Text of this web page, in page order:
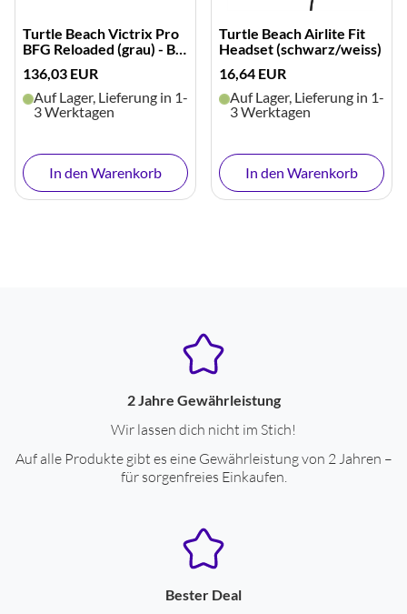
Turtle Beach Victrix Pro
BFG Reloaded (grau) - B-
136,03 EUR
Auf Lager, Lieferung in 1-
3 Werktagen
In den Warenkorb
Turtle Beach Airlite Fit
Headset (schwarz/weiss)
16,64 EUR
Auf Lager, Lieferung in 1-
3 Werktagen
In den Warenkorb
2 Jahre Gewährleistung
Wir lassen dich nicht im Stich!
Auf alle Produkte gibt es eine Gewährleistung von 2 Jahren –
für sorgenfreies Einkaufen.
Bester Deal